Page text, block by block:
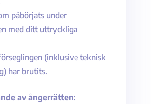
påbörjats under
med ditt uttryckliga
(inklusive teknisk
har brutits.
av ångerrätten: